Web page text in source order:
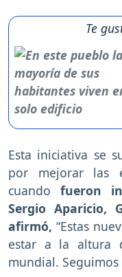
Te
Esta iniciativa se
por mejorar las
cuando fueron
Sergio Aparicio,
afirmó, “Estas
estar a la altura
mundial.